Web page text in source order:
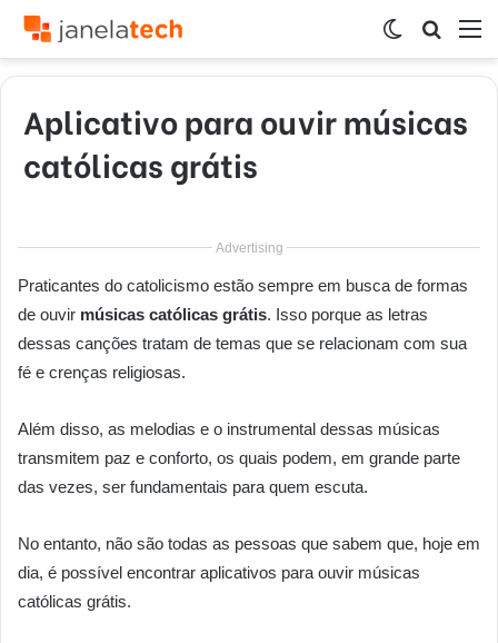
por
Switch
skin
Aplicativo para ouvir músicas
católicas grátis
Advertising
Praticantes do catolicismo estão sempre em busca de formas
de ouvir músicas católicas grátis. Isso porque as letras
dessas canções tratam de temas que se relacionam com sua
fé e crenças religiosas.
Além disso, as melodias e o instrumental dessas músicas
transmitem paz e conforto, os quais podem, em grande parte
das vezes, ser fundamentais para quem escuta.
No entanto, não são todas as pessoas que sabem que, hoje em
dia, é possível encontrar aplicativos para ouvir músicas
católicas grátis.